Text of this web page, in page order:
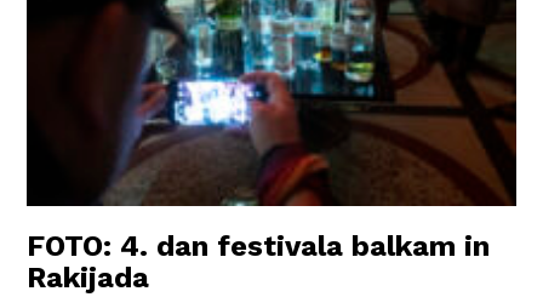
FOTO: 4. dan festivala balkam in
Rakijada